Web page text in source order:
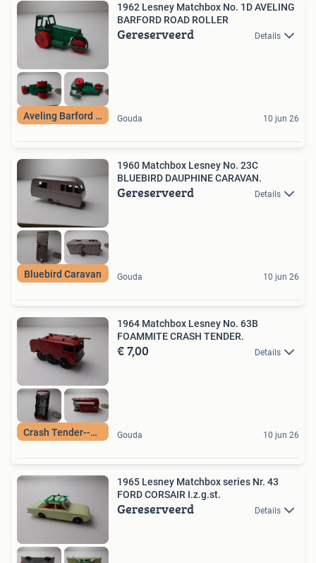
Aveling Barford 62
1962 Lesney Matchbox No. 1D AVELING
BARFORD ROAD ROLLER
Gereserveerd Details
Gouda 10 jun 26
Bluebird Caravan
1960 Matchbox Lesney No. 23C
BLUEBIRD DAUPHINE CARAVAN.
Gereserveerd Details
Gouda 10 jun 26
Crash Tender--1964
1964 Matchbox Lesney No. 63B
FOAMMITE CRASH TENDER.
€ 7,00 Details
Gouda 10 jun 26
1965 Lesney Matchbox series Nr. 43
FORD CORSAIR I.z.g.st.
Gereserveerd Details